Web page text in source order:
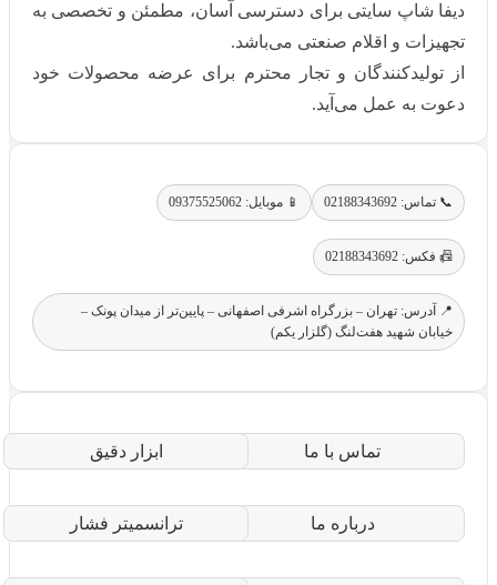
دیفا شاپ سایتی برای دسترسی آسان، مطمئن و تخصصی به
تجهیزات و اقلام صنعتی می‌باشد.
از تولیدکنندگان و تجار محترم برای عرضه محصولات خود
دعوت به عمل می‌آید.
📞 تماس: 02188343692 📱 موبایل: 09375525062
📠 فکس: 02188343692
📍 آدرس: تهران – بزرگراه اشرفی اصفهانی – پایین‌تر از میدان پونک –
خیابان شهید هفت‌لنگ (گلزار یکم)
تماس با ما
درباره ما
ابزار دقیق
ترانسمیتر فشار